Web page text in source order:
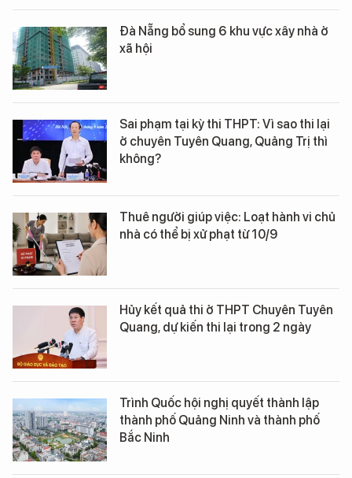
Đà Nẵng bổ sung 6 khu vực xây nhà ở
xã hội
Sai phạm tại kỳ thi THPT: Vì sao thi lại
ở chuyên Tuyên Quang, Quảng Trị thì
không?
Thuê người giúp việc: Loạt hành vi chủ
nhà có thể bị xử phạt từ 10/9
Hủy kết quả thi ở THPT Chuyên Tuyên
Quang, dự kiến thi lại trong 2 ngày
Trình Quốc hội nghị quyết thành lập
thành phố Quảng Ninh và thành phố
Bắc Ninh